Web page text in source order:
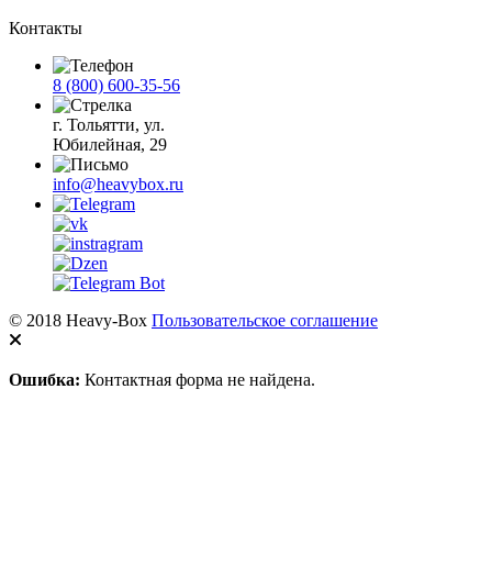
Контакты
8 (800) 600-35-56
г. Тольятти, ул.
Юбилейная, 29
info@heavybox.ru
© 2018 Heavy-Box Пользовательское соглашение
Ошибка: Контактная форма не найдена.